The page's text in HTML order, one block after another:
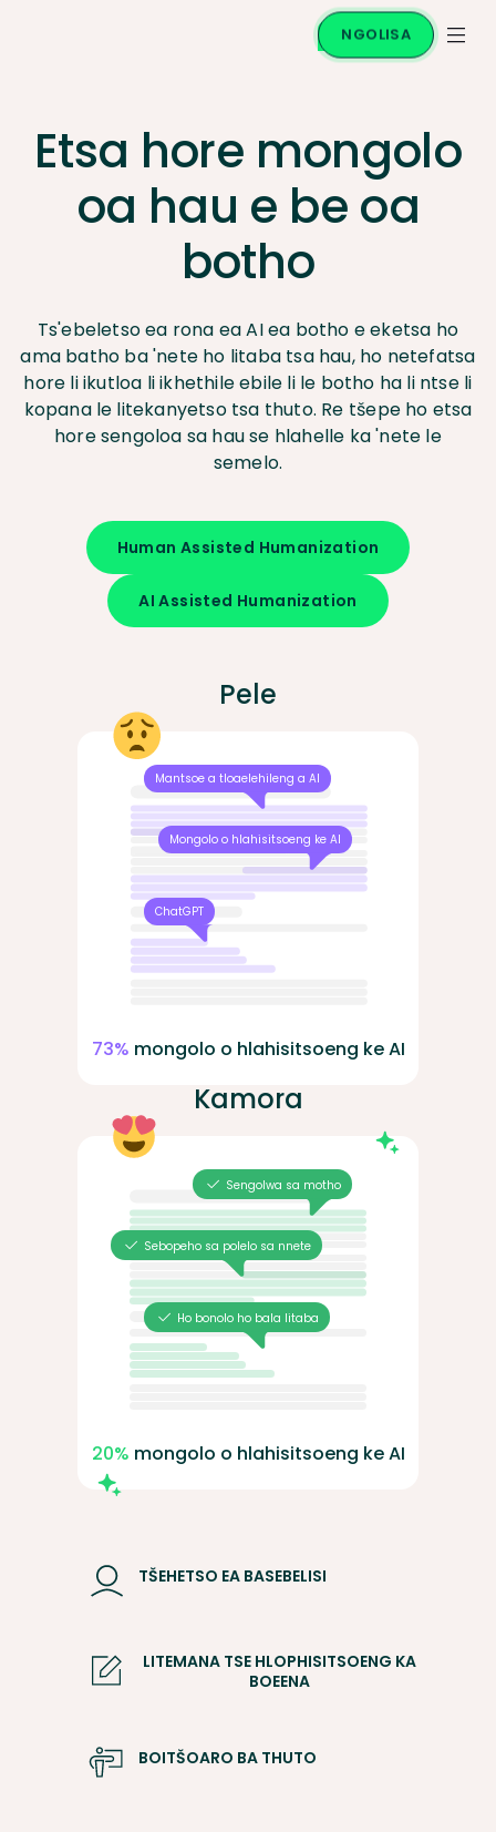
NGOLISA
Etsa hore mongolo
oa hau e be oa
botho
Ts'ebeletso ea rona ea AI ea botho e eketsa ho
ama batho ba 'nete ho litaba tsa hau, ho netefatsa
hore li ikutloa li ikhethile ebile li le botho ha li ntse li
kopana le litekanyetso tsa thuto. Re tšepe ho etsa
hore sengoloa sa hau se hlahelle ka 'nete le
semelo.
Human Assisted Humanization
AI Assisted Humanization
Pele
73% mongolo o hlahisitsoeng ke AI
Mantsoe a tloaelehileng a AI
Mongolo o hlahisitsoeng ke AI
ChatGPT
Kamora
20% mongolo o hlahisitsoeng ke AI
Sengolwa sa motho
Sebopeho sa polelo sa nnete
Ho bonolo ho bala litaba
TŠEHETSO EA BASEBELISI
LITEMANA TSE HLOPHISITSOENG KA
BOEENA
BOITŠOARO BA THUTO